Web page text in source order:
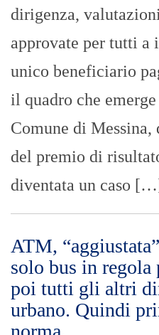
dirigenza,
approvate per tutti a
unico beneficiario
il quadro che
Comune di
del premio di
diventata un caso
ATM,
solo bus in
poi tutti gli altri
urbano. Quindi